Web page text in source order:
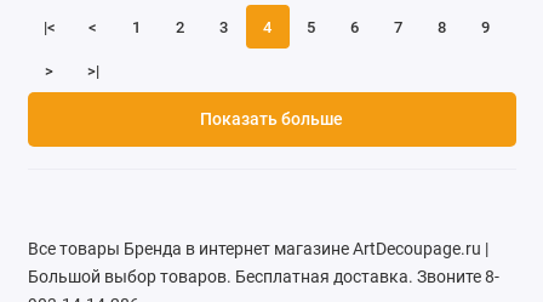
|< < 1 2 3 4 5 6 7 8 9
> >|
Показать больше
Все товары Бренда в интернет магазине ArtDecoupage.ru |
Большой выбор товаров. Бесплатная доставка. Звоните 8-